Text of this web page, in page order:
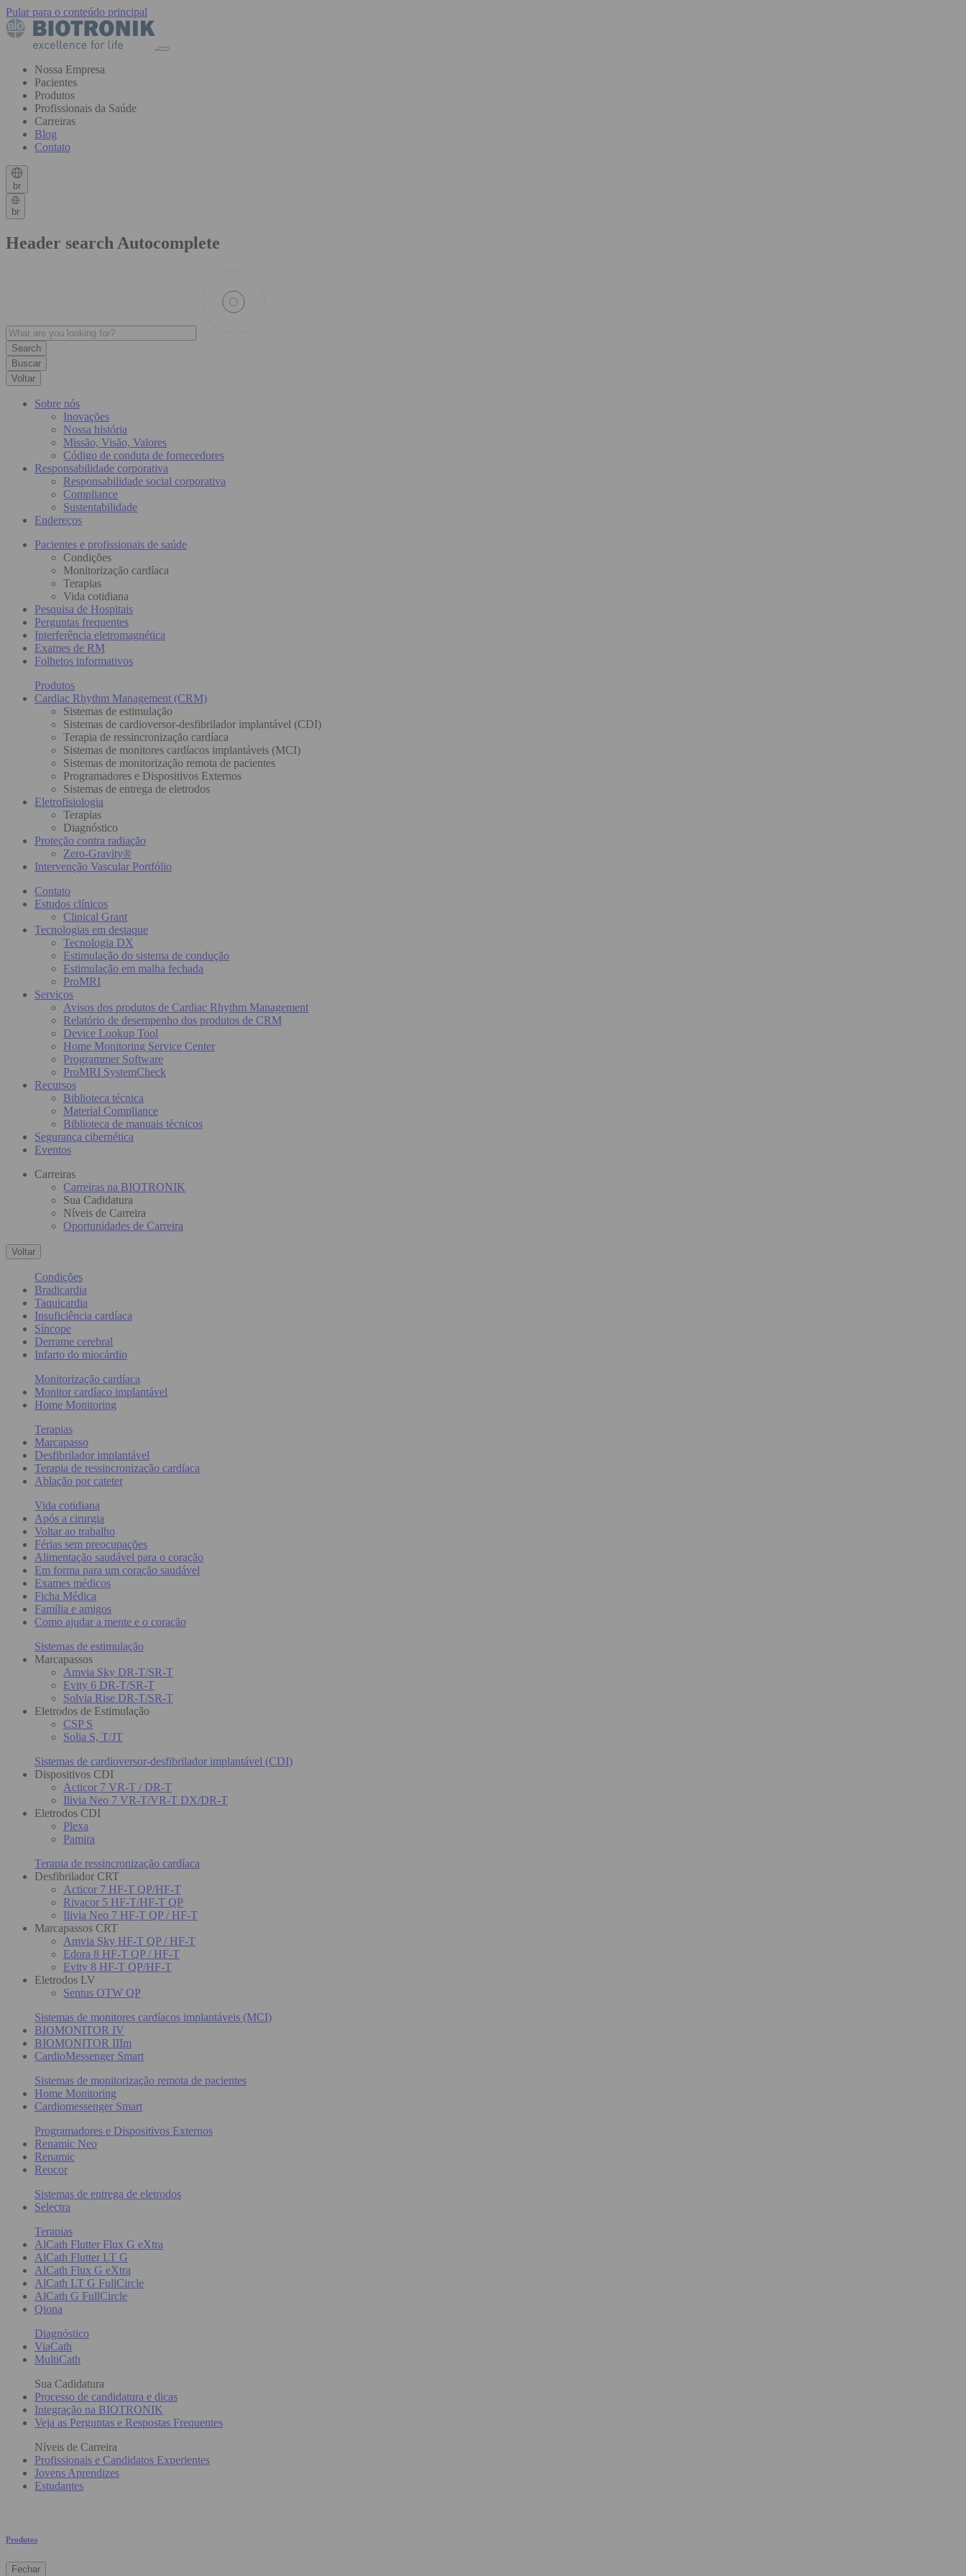
Pular para o conteúdo principal
Nossa Empresa
Pacientes
Produtos
Profissionais da Saúde
Carreiras
Blog
Contato
br
br
Header search Autocomplete
Buscar
Voltar
Sobre nós
Inovações
Nossa história
Missão, Visão, Valores
Código de conduta de fornecedores
Responsabilidade corporativa
Responsabilidade social corporativa
Compliance
Sustentabilidade
Endereços
Pacientes e profissionais de saúde
Condições
Monitorização cardíaca
Terapias
Vida cotidiana
Pesquisa de Hospitais
Perguntas frequentes
Interferência eletromagnética
Exames de RM
Folhetos informativos
Produtos
Cardiac Rhythm Management (CRM)
Sistemas de estimulação
Sistemas de cardioversor-desfibrilador implantável (CDI)
Terapia de ressincronização cardíaca
Sistemas de monitores cardíacos implantáveis (MCI)
Sistemas de monitorização remota de pacientes
Programadores e Dispositivos Externos
Sistemas de entrega de eletrodos
Eletrofisiologia
Terapias
Diagnóstico
Proteção contra radiação
Zero-Gravity®
Intervenção Vascular Portfólio
Contato
Estudos clínicos
Clinical Grant
Tecnologias em destaque
Tecnologia DX
Estimulação do sistema de condução
Estimulação em malha fechada
ProMRI
Serviços
Avisos dos produtos de Cardiac Rhythm Management
Relatório de desempenho dos produtos de CRM
Device Lookup Tool
Home Monitoring Service Center
Programmer Software
ProMRI SystemCheck
Recursos
Biblioteca técnica
Material Compliance
Biblioteca de manuais técnicos
Segurança cibernética
Eventos
Carreiras
Carreiras na BIOTRONIK
Sua Cadidatura
Níveis de Carreira
Oportunidades de Carreira
Voltar
Condições
Bradicardia
Taquicardia
Insuficiência cardíaca
Síncope
Derrame cerebral
Infarto do miocárdio
Monitorização cardíaca
Monitor cardíaco implantável
Home Monitoring
Terapias
Marcapasso
Desfibrilador implantável
Terapia de ressincronização cardíaca
Ablação por cateter
Vida cotidiana
Após a cirurgia
Voltar ao trabalho
Férias sem preocupações
Alimentação saudável para o coração
Em forma para um coração saudável
Exames médicos
Ficha Médica
Família e amigos
Como ajudar a mente e o coração
Sistemas de estimulação
Marcapassos
Amvia Sky DR-T/SR-T
Evity 6 DR-T/SR-T
Solvia Rise DR-T/SR-T
Eletrodos de Estimulação
CSP S
Solia S, T/JT
Sistemas de cardioversor-desfibrilador implantável (CDI)
Dispositivos CDI
Acticor 7 VR-T / DR-T
Ilivia Neo 7 VR-T/VR-T DX/DR-T
Eletrodos CDI
Plexa
Pamira
Terapia de ressincronização cardíaca
Desfibrilador CRT
Acticor 7 HF-T QP/HF-T
Rivacor 5 HF-T/HF-T QP
Ilivia Neo 7 HF-T QP / HF-T
Marcapassos CRT
Amvia Sky HF-T QP / HF-T
Edora 8 HF-T QP / HF-T
Evity 8 HF-T QP/HF-T
Eletrodos LV
Sentus OTW QP
Sistemas de monitores cardíacos implantáveis (MCI)
BIOMONITOR IV
BIOMONITOR IIIm
CardioMessenger Smart
Sistemas de monitorização remota de pacientes
Home Monitoring
Cardiomessenger Smart
Programadores e Dispositivos Externos
Renamic Neo
Renamic
Reocor
Sistemas de entrega de eletrodos
Selectra
Terapias
AlCath Flutter Flux G eXtra
AlCath Flutter LT G
AlCath Flux G eXtra
AlCath LT G FullCircle
AlCath G FullCircle
Qiona
Diagnóstico
ViaCath
MultiCath
Sua Cadidatura
Processo de candidatura e dicas
Integração na BIOTRONIK
Veja as Perguntas e Respostas Frequentes
Níveis de Carreira
Profissionais e Candidatos Experientes
Jovens Aprendizes
Estudantes
Produtos
Fechar